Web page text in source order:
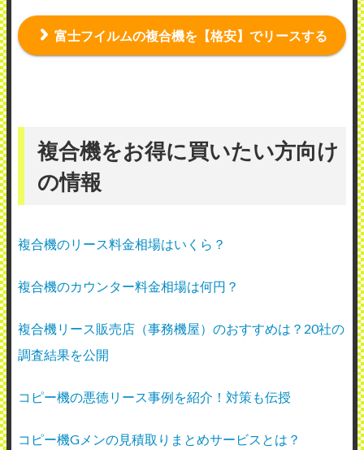
富士フイルムの複合機を【格安】でリースする
複合機をお得に買いたい方向け
の情報
複合機のリース料金相場はいくら？
複合機のカウンター料金相場は何円？
複合機リース販売店（事務機屋）のおすすめは？20社の
調査結果を公開
コピー機の悪徳リース事例を紹介！対策も伝授
コピー機Gメンの見積取りまとめサービスとは？